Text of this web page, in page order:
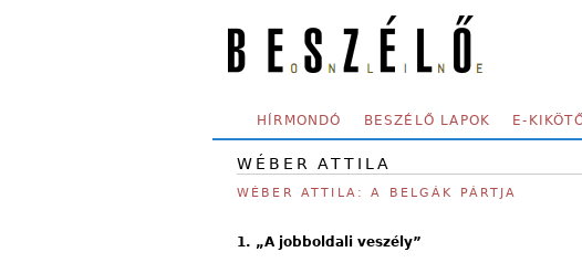
SECONDARY MENU
HÍRMONDÓ BESZÉLŐ LAPOK E-
WÉBER ATTILA
WÉBER ATTILA: A BELGÁK PÁRTJA
1. „A jobboldali veszély”